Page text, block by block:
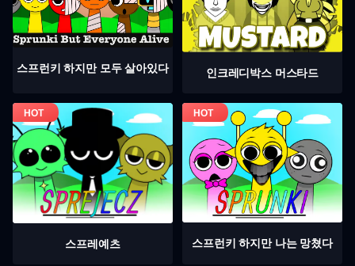
스프런키 하지만 모두 살아있다 인크레디박스 머스타드
스프레예츠 스프런키 하지만 나는 망쳤다